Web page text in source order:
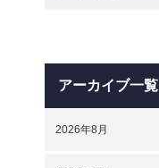
アーカイブ一覧
2026年8月